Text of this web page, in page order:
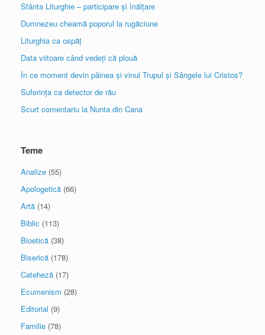
Sfânta Liturghie – participare și înălțare
Dumnezeu cheamă poporul la rugăciune
Liturghia ca ospăț
Data viitoare când vedeți că plouă
În ce moment devin pâinea și vinul Trupul și Sângele lui Cristos?
Suferința ca detector de rău
Scurt comentariu la Nunta din Cana
Teme
Analize (55)
Apologetică (66)
Artă (14)
Biblic (113)
Bioetică (38)
Biserică (178)
Cateheză (17)
Ecumenism (28)
Editorial (9)
Familie (78)